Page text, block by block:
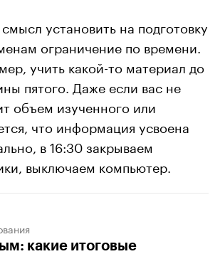
установить на подготовку
ограничение по времени.
учить какой-то материал до
пятого. Даже если вас не
объем изученного или
что информация усвоена
в 16:30 закрываем
выключаем компьютер.
какие итоговые